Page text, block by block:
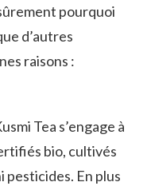
pourquoi
d’autres
raisons :
Tea s’engage à
bio, cultivés
pesticides. En plus